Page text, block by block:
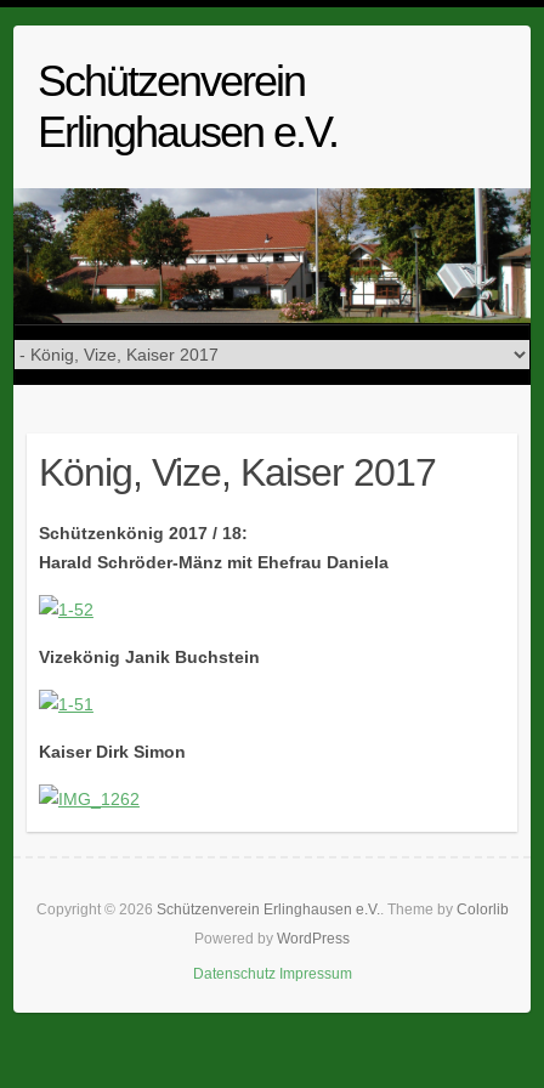
contentSchützenverein
Erlinghausen e.V.
König, Vize, Kaiser 2017
Schützenkönig 2017 / 18:
Harald Schröder-Mänz mit Ehefrau Daniela
Vizekönig Janik Buchstein
Kaiser Dirk Simon
Copyright © 2026 Schützenverein Erlinghausen e.V.. Theme by Colorlib
Powered by WordPress
Datenschutz Impressum